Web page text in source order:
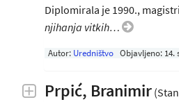
Diplomirala je 1990.,
njihanja vitkih…
Autor: Uredništvo Objavljeno: 14.
Prpić, Branimir